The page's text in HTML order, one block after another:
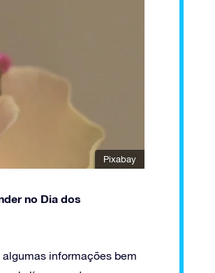
Pixabay
no Dia dos
informações bem